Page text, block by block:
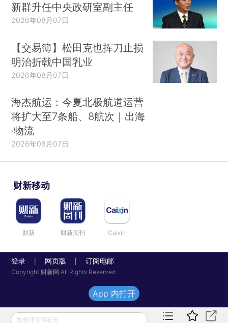
新群升任中央政研室副主任
2026年08月07日
【交易簿】松田克也挥刀止损
明治折戟中国乳业
2026年08月07日
海杰航运：今夏北极航道运营
将扩大至7条船、8航次｜出海
·物流
2026年08月07日
财新移动
财新 财新周刊 Caixin
登录 网页版 订阅电邮
Copyright 财新网 All Rights Reserved
发表评论得积分
App 内打开